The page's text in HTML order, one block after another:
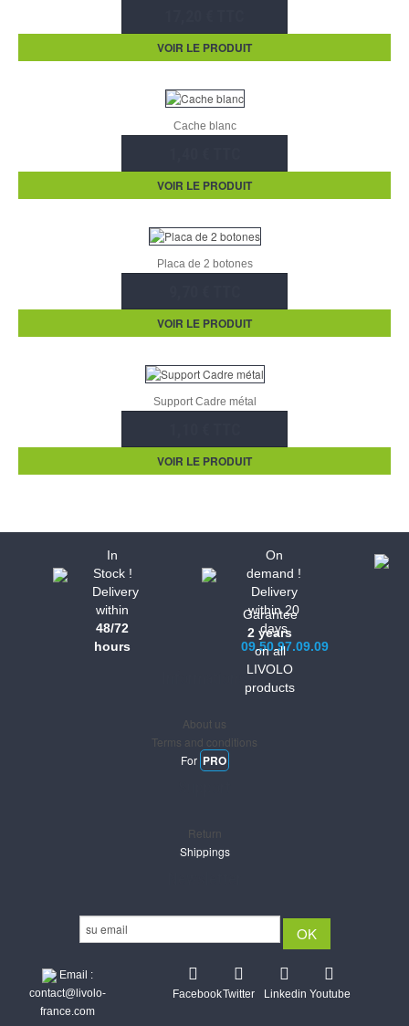
VOIR LE PRODUIT
Cache blanc
VOIR LE PRODUIT
Placa de 2 botones
VOIR LE PRODUIT
Support Cadre métal
VOIR LE PRODUIT
In
Stock !
Delivery
within
48/72
hours
On
demand !
Delivery
within 20
days
09.50.97.09.09
Garantee
2 years
on all
LIVOLO
products
About us
Terms and conditions
For PRO
Return
Shippings
Email :
contact@livolo-
france.com
FacebookTwitter Linkedin Youtube